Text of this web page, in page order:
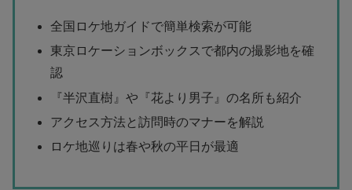
全国ロケ地ガイドで簡単検索が可能
東京ロケーションボックスで都内の撮影地を確
認
『半沢直樹』や『花より男子』の名所も紹介
アクセス方法と訪問時のマナーを解説
ロケ地巡りは春や秋の平日が最適